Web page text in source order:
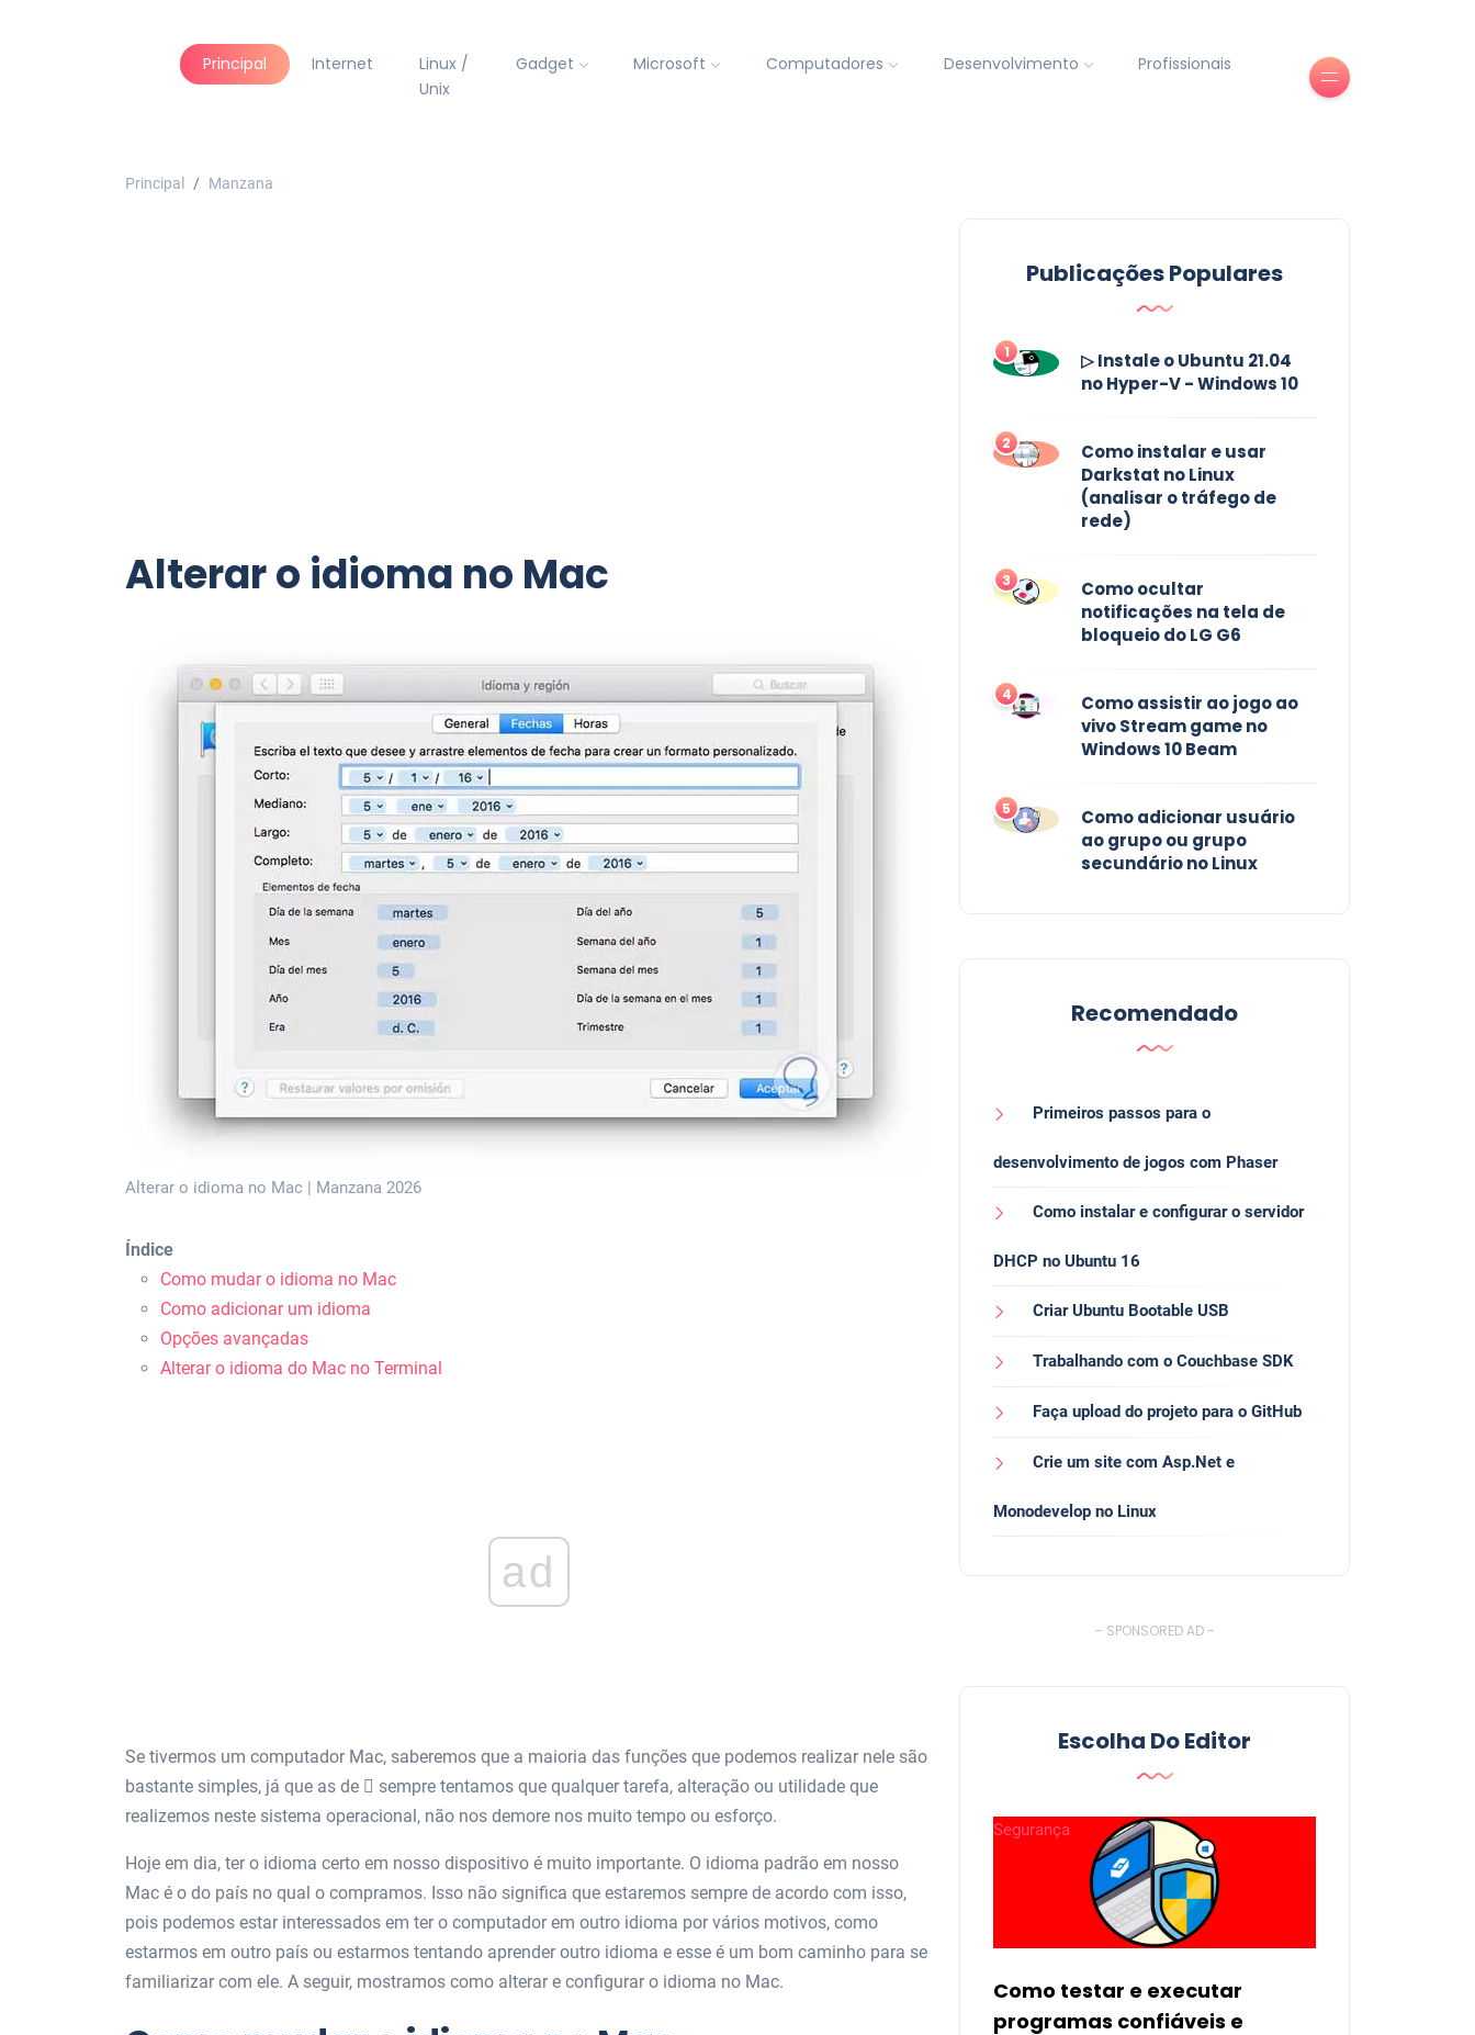
Principal Internet
Linux /
Unix
Gadget Microsoft Computadores Desenvolvimento Profissionais
Principal Manzana
Alterar o idioma no Mac
Alterar o idioma no Mac | Manzana 2026
Índice
Como mudar o idioma no Mac
Como adicionar um idioma
Opções avançadas
Alterar o idioma do Mac no Terminal
ad
Se tivermos um computador Mac, saberemos que a maioria das funções que podemos realizar nele são
bastante simples, já que as de  sempre tentamos que qualquer tarefa, alteração ou utilidade que
realizemos neste sistema operacional, não nos demore nos muito tempo ou esforço.
Hoje em dia, ter o idioma certo em nosso dispositivo é muito importante. O idioma padrão em nosso
Mac é o do país no qual o compramos. Isso não significa que estaremos sempre de acordo com isso,
pois podemos estar interessados ​​em ter o computador em outro idioma por vários motivos, como
estarmos em outro país ou estarmos tentando aprender outro idioma e esse é um bom caminho para se
familiarizar com ele. A seguir, mostramos como alterar e configurar o idioma no Mac.
Publicações Populares
1
▷ Instale o Ubuntu 21.04
no Hyper-V - Windows 10
2
Como instalar e usar
Darkstat no Linux
(analisar o tráfego de
rede)
3
Como ocultar
notificações na tela de
bloqueio do LG G6
4
Como assistir ao jogo ao
vivo Stream game no
Windows 10 Beam
5
Como adicionar usuário
ao grupo ou grupo
secundário no Linux
Recomendado
Primeiros passos para o
desenvolvimento de jogos com Phaser
Como instalar e configurar o servidor
DHCP no Ubuntu 16
Criar Ubuntu Bootable USB
Trabalhando com o Couchbase SDK
Faça upload do projeto para o GitHub
Crie um site com Asp.Net e
Monodevelop no Linux
- SPONSORED AD -
Escolha Do Editor
Segurança
Como testar e executar
programas confiáveis ​​e